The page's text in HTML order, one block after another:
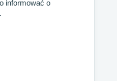
informować o